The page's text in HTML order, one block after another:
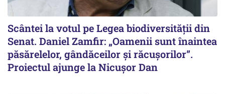
Scântei la votul pe Legea biodiversității din
Senat. Daniel Zamfir: „Oamenii sunt înaintea
păsărelelor, gândăceilor și răcușorilor”.
Proiectul ajunge la Nicușor Dan